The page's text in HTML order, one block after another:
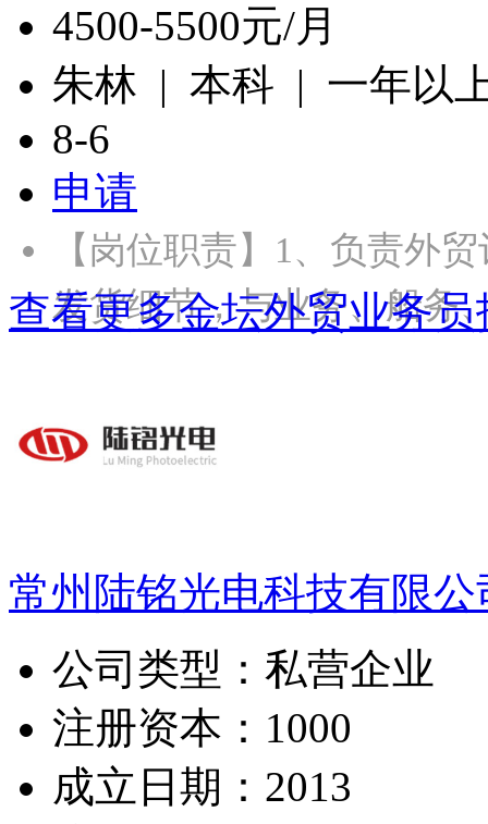
4500-5500元/月
朱林 | 本科 | 一年以
8-6
申请
【岗位职责】1、负责外
发货细节，与业务、船
查看更多金坛外贸业务
常州陆铭光电科技有限公
公司类型： 私营企业
注册资本： 1000
成立日期： 2013